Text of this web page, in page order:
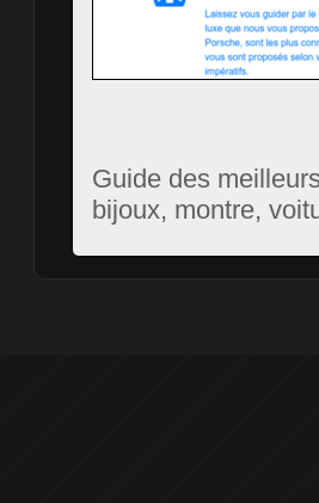
Guide des
bijoux, montre,